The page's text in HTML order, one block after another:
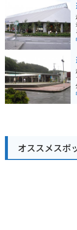
オススメスポ